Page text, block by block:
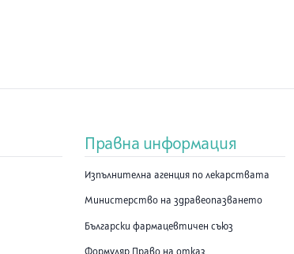
Правна информация
Изпълнителна агенция по лекарствата
Министерство на здравеопазването
Български фармацевтичен съюз